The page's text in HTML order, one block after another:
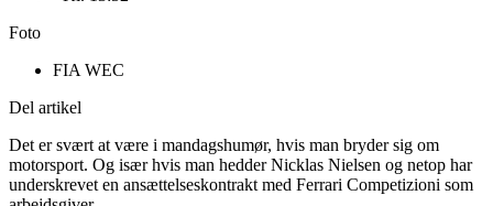
Foto
FIA WEC
Del artikel
Det er svært at være i mandagshumør, hvis man bryder sig om
motorsport. Og især hvis man hedder Nicklas Nielsen og netop har
underskrevet en ansættelseskontrakt med Ferrari Competizioni som